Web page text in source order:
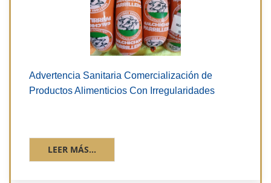
Advertencia Sanitaria Comercialización de
Productos Alimenticios Con Irregularidades
LEER MÁS...